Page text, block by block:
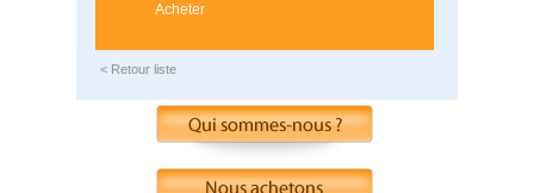
Acheter
< Retour liste